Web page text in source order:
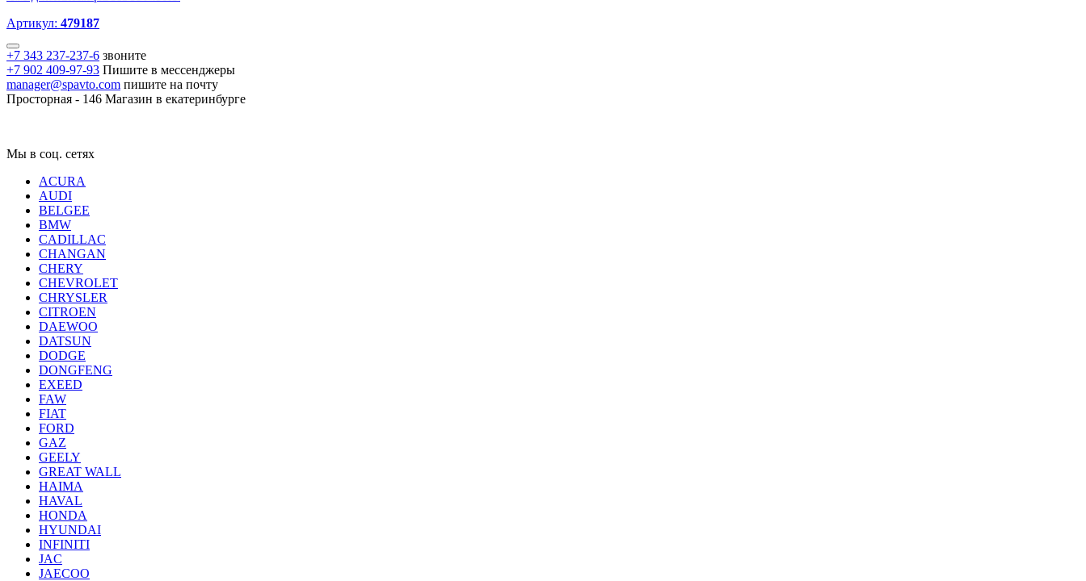
Артикул: 479187
+7 343 237-237-6 звоните
+7 902 409-97-93 Пишите в мессенджеры
manager@spavto.com пишите на почту
Просторная - 146 Магазин в екатеринбурге
Мы в соц. сетях
ACURA
AUDI
BELGEE
BMW
CADILLAC
CHANGAN
CHERY
CHEVROLET
CHRYSLER
CITROEN
DAEWOO
DATSUN
DODGE
DONGFENG
EXEED
FAW
FIAT
FORD
GAZ
GEELY
GREAT WALL
HAIMA
HAVAL
HONDA
HYUNDAI
INFINITI
JAC
JAECOO